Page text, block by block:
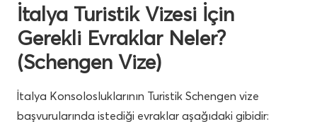
İtalya Turistik Vizesi İçin
Gerekli Evraklar Neler?
(Schengen Vize)
İtalya Konsolosluklarının Turistik Schengen vize
başvurularında istediği evraklar aşağıdaki gibidir: